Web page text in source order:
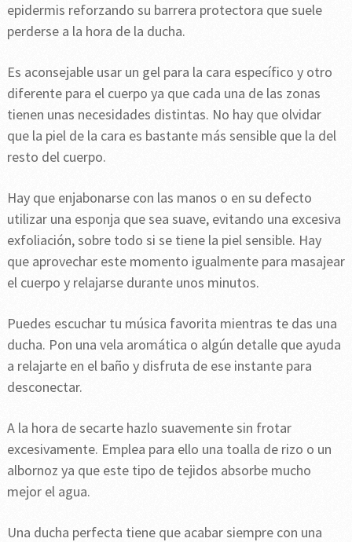
epidermis reforzando su barrera protectora que suele
perderse a la hora de la ducha.
Es aconsejable usar un gel para la cara específico y otro
diferente para el cuerpo ya que cada una de las zonas
tienen unas necesidades distintas. No hay que olvidar
que la piel de la cara es bastante más sensible que la del
resto del cuerpo.
Hay que enjabonarse con las manos o en su defecto
utilizar una esponja que sea suave, evitando una excesiva
exfoliación, sobre todo si se tiene la piel sensible. Hay
que aprovechar este momento igualmente para masajear
el cuerpo y relajarse durante unos minutos.
Puedes escuchar tu música favorita mientras te das una
ducha. Pon una vela aromática o algún detalle que ayuda
a relajarte en el baño y disfruta de ese instante para
desconectar.
A la hora de secarte hazlo suavemente sin frotar
excesivamente. Emplea para ello una toalla de rizo o un
albornoz ya que este tipo de tejidos absorbe mucho
mejor el agua.
Una ducha perfecta tiene que acabar siempre con una